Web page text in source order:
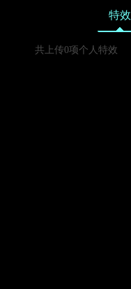
特效
共上传0项个人特效